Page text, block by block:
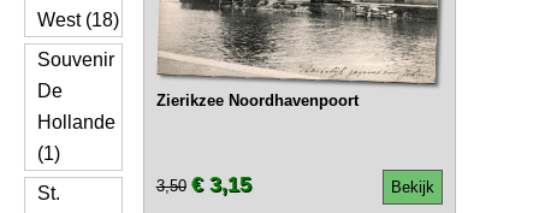
West (18)
Souvenir
De
Hollande
(1)
St.
Zierikzee Noordhavenpoort
Bekijk
3,50 € 3,15